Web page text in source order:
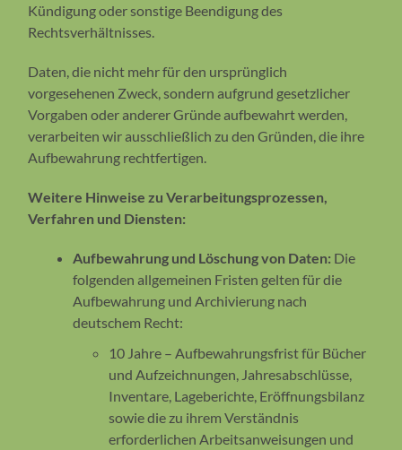
Kündigung oder sonstige Beendigung des
Rechtsverhältnisses.
Daten, die nicht mehr für den ursprünglich
vorgesehenen Zweck, sondern aufgrund gesetzlicher
Vorgaben oder anderer Gründe aufbewahrt werden,
verarbeiten wir ausschließlich zu den Gründen, die ihre
Aufbewahrung rechtfertigen.
Weitere Hinweise zu Verarbeitungsprozessen,
Verfahren und Diensten:
Aufbewahrung und Löschung von Daten: Die
folgenden allgemeinen Fristen gelten für die
Aufbewahrung und Archivierung nach
deutschem Recht:
10 Jahre – Aufbewahrungsfrist für Bücher
und Aufzeichnungen, Jahresabschlüsse,
Inventare, Lageberichte, Eröffnungsbilanz
sowie die zu ihrem Verständnis
erforderlichen Arbeitsanweisungen und